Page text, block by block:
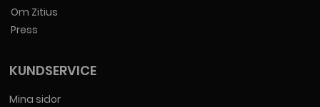
Om Zitius
Press
KUNDSERVICE
Mina sidor